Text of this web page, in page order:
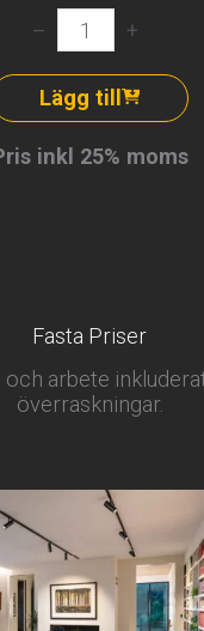
–
Elektriker
–
1
timme
på
plats
mängd
+
Lägg till
inkl 25% moms
Fasta Priser
och arbete
överraskningar.